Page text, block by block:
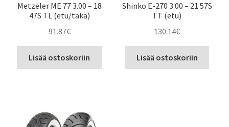
Metzeler ME 77 3.00 – 18
47S TL (etu/taka)
91.87€
Lisää ostoskoriin
Shinko E-270 3.00 – 21 57S
TT (etu)
130.14€
Lisää ostoskoriin